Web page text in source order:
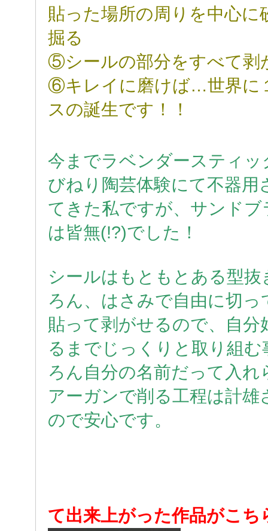
貼った場所の周りを中心に
掘る
⑤シールの部分をすべて剥
⑥キレイに磨けば…世界に
スの誕生です！！
今までラベンダースティッ
びねり陶芸体験にて不器用
てきた私ですが、サンド
は皆無(!?)でした！
シールはもともとある型
ろん、はさみで自由に切
貼って剥がせるので、自
るまでじっくりと取り組
ろん自分の名前だって入
アーガンで削る工程は計
ので安心です。
て出来上がった作品がこ